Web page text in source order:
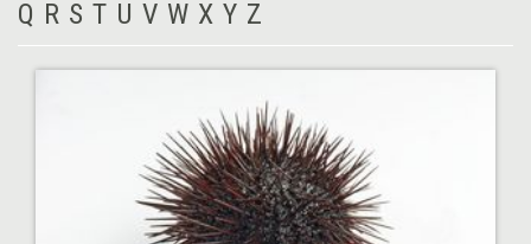
Q R S T U V W X Y Z